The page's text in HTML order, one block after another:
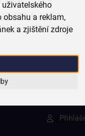
obsahu a reklam,
a zjištění zdroje
dřív než